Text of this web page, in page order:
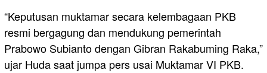
“Keputusan muktamar secara kelembagaan PKB
resmi bergagung dan mendukung pemerintah
Prabowo Subianto dengan Gibran Rakabuming Raka,”
ujar Huda saat jumpa pers usai Muktamar VI PKB.